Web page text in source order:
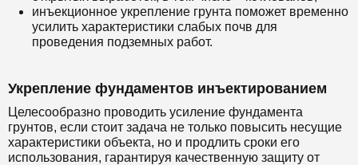
инъекционное укрепление грунта поможет временно
усилить характеристики слабых почв для
проведения подземных работ.
Укрепление фундаментов инъектированием
Целесообразно проводить усиление фундамента
грунтов, если стоит задача не только повысить несущие
характеристики объекта, но и продлить сроки его
использования, гарантируя качественную защиту от